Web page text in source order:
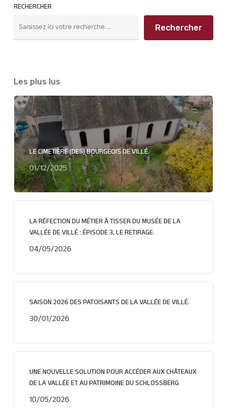
RECHERCHER
Rechercher
Les plus lus
LE CIMETIÈRE (DES) BOURGEOIS DE VILLÉ.
01/12/2025
LA RÉFECTION DU MÉTIER À TISSER DU MUSÉE DE LA
VALLÉE DE VILLÉ : ÉPISODE 3, LE RETIRAGE.
04/05/2026
SAISON 2026 DES PATOISANTS DE LA VALLÉE DE VILLÉ.
30/01/2026
UNE NOUVELLE SOLUTION POUR ACCÉDER AUX CHÂTEAUX
DE LA VALLÉE ET AU PATRIMOINE DU SCHLOSSBERG
10/05/2026